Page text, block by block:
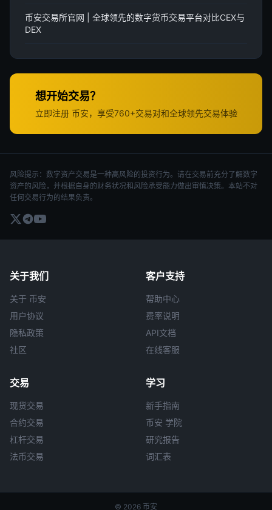
币安交易所官网 | 全球领先的数字货币交易平台对比CEX与
DEX
想开始交易？
立即注册 币安，享受760+交易对和全球领先交易体验
风险提示：数字资产交易是一种高风险的投资行为。请在交易前充分了解数字
资产的风险，并根据自身的财务状况和风险承受能力做出审慎决策。本站不对
任何交易行为的结果负责。
关于我们
关于 币安
用户协议
隐私政策
社区
客户支持
帮助中心
费率说明
API文档
在线客服
交易
现货交易
合约交易
杠杆交易
法币交易
学习
新手指南
币安 学院
研究报告
词汇表
© 2026 币安